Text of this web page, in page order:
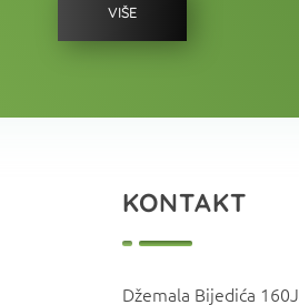
VIŠE
KONTAKT
Džemala Bijedića 160J